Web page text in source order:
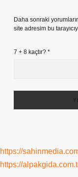
Daha sonraki
site adresim bu
7 + 8 kaçtır? *
https://
https://